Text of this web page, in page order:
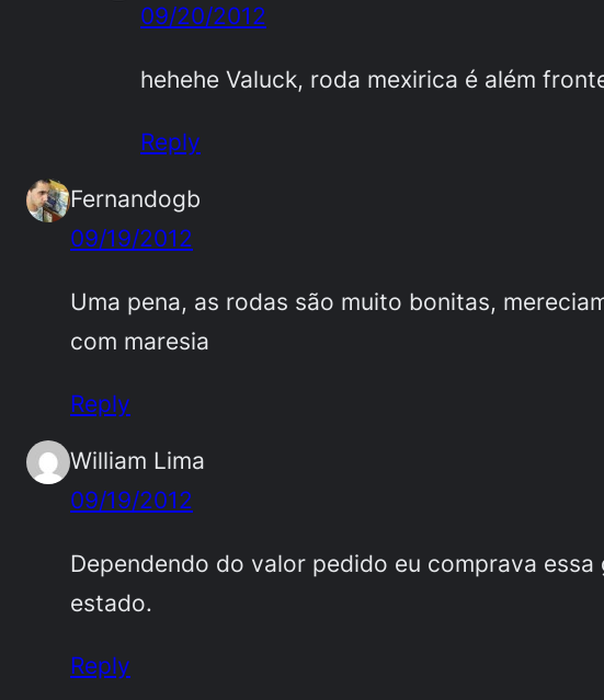
09/20/2012
hehehe Valuck, roda mexirica é além
Reply
Fernandogb
09/19/2012
Uma pena, as rodas são muito bonitas,
com maresia
Reply
William Lima
09/19/2012
Dependendo do valor pedido eu comprava
estado.
Reply